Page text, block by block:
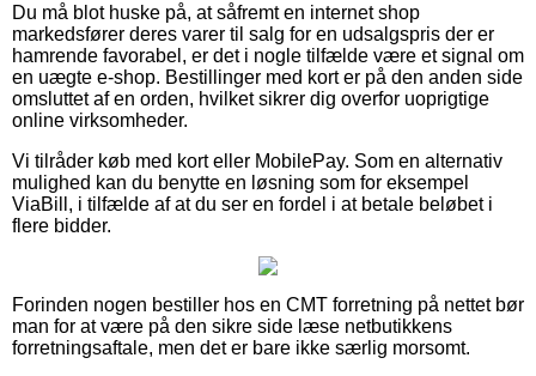
Du må blot huske på, at såfremt en internet shop
markedsfører deres varer til salg for en udsalgspris der er
hamrende favorabel, er det i nogle tilfælde være et signal om
en uægte e-shop. Bestillinger med kort er på den anden side
omsluttet af en orden, hvilket sikrer dig overfor uoprigtige
online virksomheder.
Vi tilråder køb med kort eller MobilePay. Som en alternativ
mulighed kan du benytte en løsning som for eksempel
ViaBill, i tilfælde af at du ser en fordel i at betale beløbet i
flere bidder.
Forinden nogen bestiller hos en CMT forretning på nettet bør
man for at være på den sikre side læse netbutikkens
forretningsaftale, men det er bare ikke særlig morsomt.